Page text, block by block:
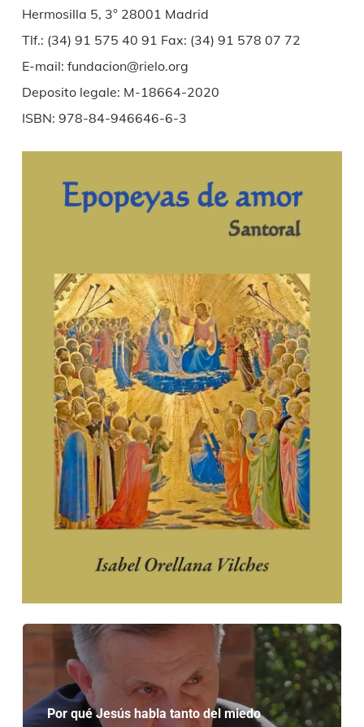
Hermosilla 5, 3° 28001 Madrid
Tlf.: (34) 91 575 40 91 Fax: (34) 91 578 07 72
E-mail: fundacion@rielo.org
Deposito legale: M-18664-2020
ISBN: 978-84-946646-6-3
Por qué Jesús habla tanto del miedo